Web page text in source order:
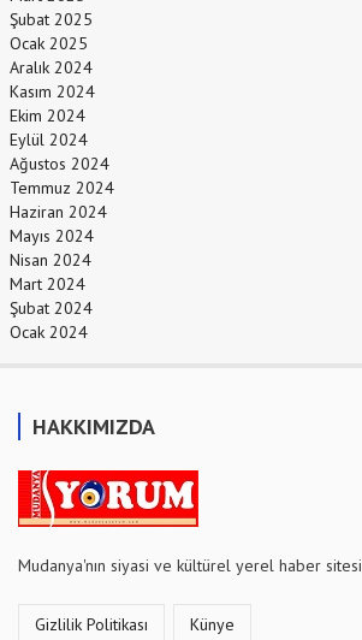
Şubat 2025
Ocak 2025
Aralık 2024
Kasım 2024
Ekim 2024
Eylül 2024
Ağustos 2024
Temmuz 2024
Haziran 2024
Mayıs 2024
Nisan 2024
Mart 2024
Şubat 2024
Ocak 2024
HAKKIMIZDA
Mudanya'nın siyasi ve kültürel yerel haber sitesi
Gizlilik Politikası Künye